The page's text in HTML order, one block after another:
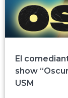
El
show
USM